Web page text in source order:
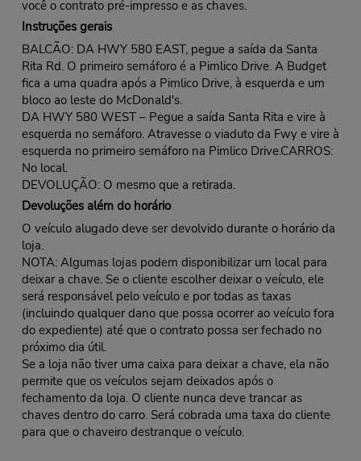
você o contrato pré-impresso e as chaves.
Instruções gerais
BALCÃO: DA HWY 580 EAST, pegue a saída da Santa
Rita Rd. O primeiro semáforo é a Pimlico Drive. A Budget
fica a uma quadra após a Pimlico Drive, à esquerda e um
bloco ao leste do McDonald's.
DA HWY 580 WEST – Pegue a saída Santa Rita e vire à
esquerda no semáforo. Atravesse o viaduto da Fwy e vire à
esquerda no primeiro semáforo na Pimlico Drive.CARROS:
No local.
DEVOLUÇÃO: O mesmo que a retirada.
Devoluções além do horário
O veículo alugado deve ser devolvido durante o horário da
loja.
NOTA: Algumas lojas podem disponibilizar um local para
deixar a chave. Se o cliente escolher deixar o veículo, ele
será responsável pelo veículo e por todas as taxas
(incluindo qualquer dano que possa ocorrer ao veículo fora
do expediente) até que o contrato possa ser fechado no
próximo dia útil.
Se a loja não tiver uma caixa para deixar a chave, ela não
permite que os veículos sejam deixados após o
fechamento da loja. O cliente nunca deve trancar as
chaves dentro do carro. Será cobrada uma taxa do cliente
para que o chaveiro destranque o veículo.